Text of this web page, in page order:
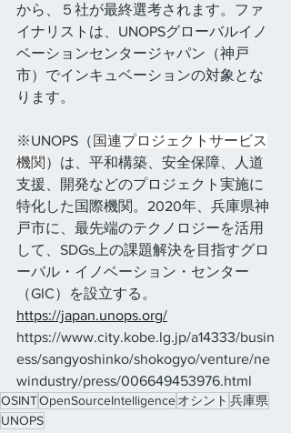
から、５社が最終選考されます。ファ
イナリストは、UNOPSグローバルイノ
ベーションセンタージャパン（神戸
市）でインキュベーションの対象とな
ります。
※UNOPS（ 国連プロジェクトサービス
機関 ）は、平和構築、安全保障、人道
支援、開発などのプロジェクト実施に
特化した国際機関。2020年、兵庫県神
戸市に、最先端のテクノロジーを活用
して、SDGs上の課題解決を目指すグロ
ーバル・イノベーション・センター
（GIC）を設立する。
https://japan.unops.org/
https://www.city.kobe.lg.jp/a14333/busin
ess/sangyoshinko/shokogyo/venture/ne
windustry/press/006649453976.html
OSINTOpenSourceIntelligenceオシント 兵庫県
UNOPS